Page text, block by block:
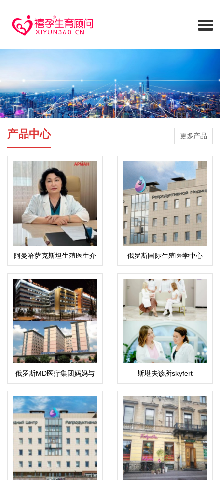
产品中心 更多产品
阿曼哈萨克斯坦生殖医生介
绍：科潘巴斯科娃·拉伊哈
恩·乌斯塔巴耶夫娜
俄罗斯国际生殖医学中心
(ICRM)
俄罗斯MD医疗集团妈妈与
孩子
斯堪夫诊所skyfert